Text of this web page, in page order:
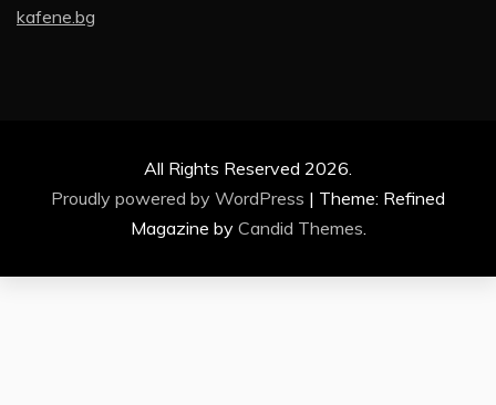
kafene.bg
All Rights Reserved 2026.
Proudly powered by WordPress | Theme: Refined
Magazine by Candid Themes.